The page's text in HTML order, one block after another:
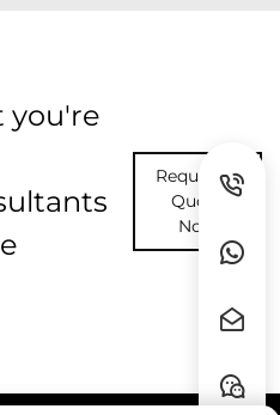
you're
Request A
Quote
Now